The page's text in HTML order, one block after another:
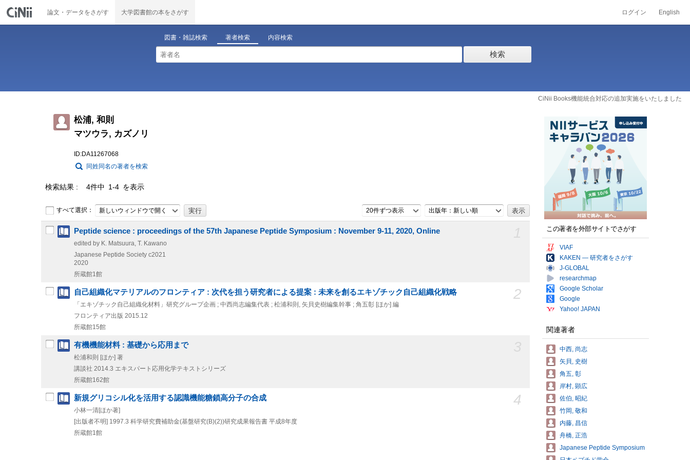
論文・データをさがす 大学図書館の本をさがす ログイン English
図書・雑誌検索 著者検索 内容検索
検索
CiNii Books機能統合対応の追加実施をいたしました
松浦, 和則
マツウラ, カズノリ
ID:DA11267068
同姓同名の著者を検索
検索結果 4件中 1-4 を表示
すべて選択： 新しいウィンドウで開く 20件ずつ表示 出版年：新しい順
Peptide science : proceedings of the 57th Japanese Peptide Symposium : November 9-11, 2020, Online
edited by K. Matsuura, T. Kawano
Japanese Peptide Society c2021
2020
所蔵館1館
2
自己組織化マテリアルのフロンティア : 次代を担う研究者による提案 : 未来を創るエキゾチック自己組織化戦略
「エキゾチック自己組織化材料」研究グループ企画 ; 中西尚志編集代表 ; 松浦和則, 矢貝史樹編集幹事 ; 角五彰 [ほか] 編
フロンティア出版 2015.12
所蔵館15館
有機機能材料 : 基礎から応用まで
松浦和則 [ほか] 著
講談社 2014.3 エキスパート応用化学テキストシリーズ
所蔵館162館
4
新規グリコシル化を活用する認識機能糖鎖高分子の合成
小林一清[ほか著]
[出版者不明] 1997.3 科学研究費補助金(基盤研究(B)(2))研究成果報告書 平成8年度
所蔵館1館
この著者を外部サイトでさがす
VIAF
KAKEN — 研究者をさがす
J-GLOBAL
researchmap
Google Scholar
Google
Yahoo! JAPAN
関連著者
中西, 尚志
矢貝, 史樹
角五, 彰
岸村, 顕広
佐伯, 昭紀
竹岡, 敬和
内藤, 昌信
舟橋, 正浩
Japanese Peptide Symposium